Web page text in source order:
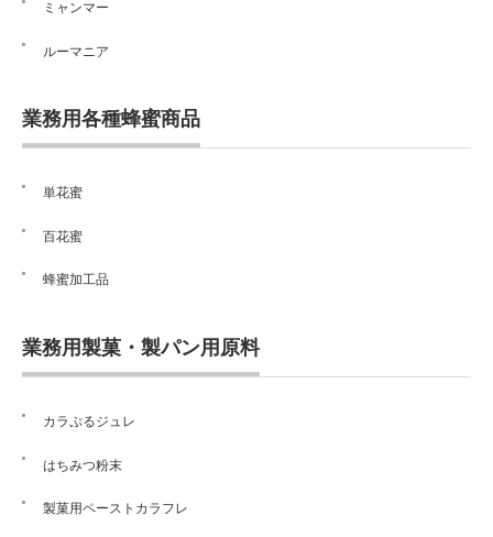
ミャンマー
ルーマニア
業務用各種蜂蜜商品
単花蜜
百花蜜
蜂蜜加工品
業務用製菓・製パン用原料
カラぷるジュレ
はちみつ粉末
製菓用ペーストカラフレ